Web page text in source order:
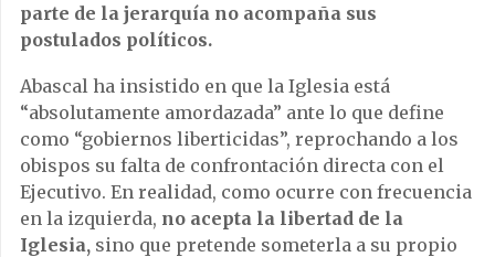
parte de la jerarquía no acompaña sus
postulados políticos.
Abascal ha insistido en que la Iglesia está
“absolutamente amordazada” ante lo que define
como “gobiernos liberticidas”, reprochando a los
obispos su falta de confrontación directa con el
Ejecutivo. En realidad, como ocurre con frecuencia
en la izquierda, no acepta la libertad de la
Iglesia, sino que pretende someterla a su propio